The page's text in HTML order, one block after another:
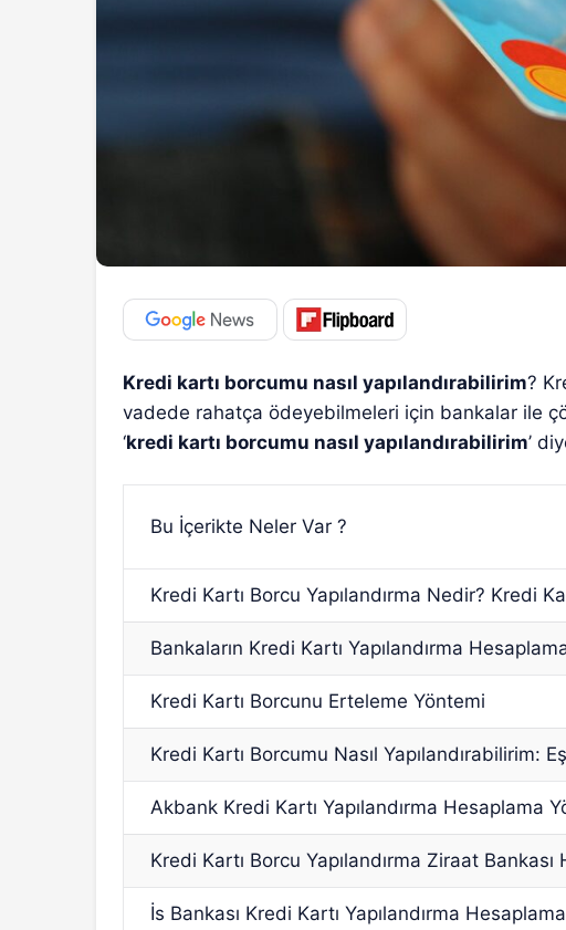
Kredi kartı borcumu nasıl yapılandırabilirim?
vadede rahatça ödeyebilmeleri için bankalar ile
‘kredi kartı borcumu nasıl yapılandırabilirim’
Bu İçerikte Neler Var ?
Kredi Kartı Borcu Yapılandırma Nedir? Kredi
Bankaların Kredi Kartı Yapılandırma
Kredi Kartı Borcunu Erteleme Yöntemi
Kredi Kartı Borcumu Nasıl Yapılandırabilirim:
Akbank Kredi Kartı Yapılandırma Hesaplama
Kredi Kartı Borcu Yapılandırma Ziraat
İs Bankası Kredi Kartı Yapılandırma